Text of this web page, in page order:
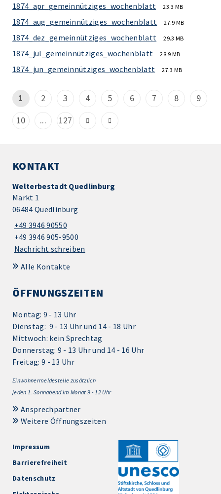
1874_apr_gemeinnütziges_wochenblatt 23.3 MB
1874_aug_gemeinnütziges_wochenblatt 27.9 MB
1874_dez_gemeinnütziges_wochenblatt 29.3 MB
1874_jul_gemeinnütziges_wochenblatt 28.9 MB
1874_jun_gemeinnütziges_wochenblatt 27.3 MB
1 2 3 4 5 6 7 8
9
10
... 127
KONTAKT
Welterbestadt Quedlinburg
Markt 1
06484 Quedlinburg
+49 3946 90550
+49 3946 905-9500
Nachricht schreiben
Alle Kontakte
ÖFFNUNGSZEITEN
Montag: 9 - 13 Uhr
Dienstag: 9 - 13 Uhr und 14 - 18 Uhr
Mittwoch: kein Sprechtag
Donnerstag: 9 - 13 Uhr und 14 - 16 Uhr
Freitag: 9 - 13 Uhr
Einwohnermeldestelle zusätzlich
jeden 1. Sonnabend im Monat 9 - 12 Uhr
Ansprechpartner
Weitere Öffnungszeiten
Impressum
Barrierefreiheit
Datenschutz